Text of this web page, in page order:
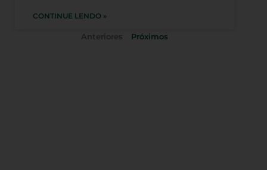
CONTINUE LENDO »
Anteriores Próximos